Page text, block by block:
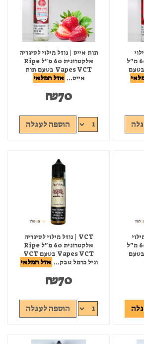
לסיגריה אלקטרונית 60 מ"ל
Ripe Vapes VCT בטעם
תות אייס | נוזל מילוי לסיגריה
אלקטרונית 60 מ"ל Ripe
Vapes VCT בטעם תות
אייס... אזל המלאי
₪70
הוספה לעגלה
לסיגריה אלקטרונית 60 מ"ל
Ripe Vapes VCT בטעם
VCT | נוזל מילוי לסיגריה
אלקטרונית 60 מ"ל Ripe
Vapes VCT בטעם VCT
וניל כרמל טבק... אזל המלאי
₪70
הוספה לעגלה